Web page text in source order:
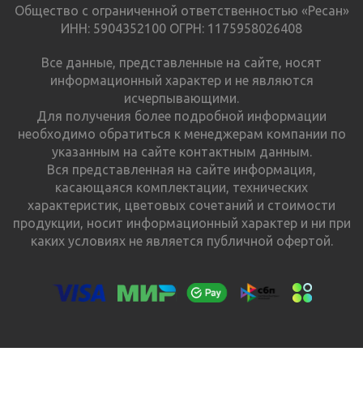
Общество с ограниченной ответственностью «Ресан»
ИНН: 5904352100 ОГРН: 1175958026408
Все данные, представленные на сайте, носят
информационный характер и не являются
исчерпывающими.
Для получения более подробной информации
необходимо обратиться к менеджерам компании по
указанным на сайте контактным данным.
Вся представленная на сайте информация,
касающаяся комплектации, технических
характеристик, цветовых сочетаний и стоимости
продукции, носит информационный характер и ни при
каких условиях не является публичной офертой.